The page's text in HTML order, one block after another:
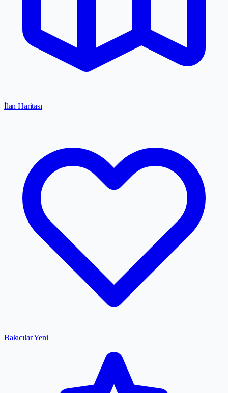
İlan Haritası
BakıcılarYeni